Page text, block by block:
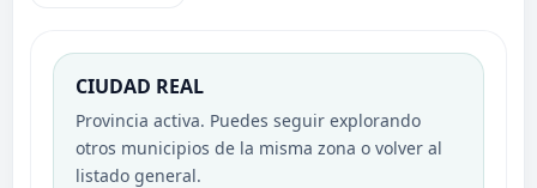
CIUDAD REAL
Provincia activa. Puedes seguir explorando
otros municipios de la misma zona o volver al
listado general.